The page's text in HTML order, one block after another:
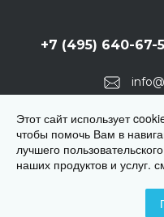
+7 (495) 640-67-
г. Москва, 1-й
© 2026 ЦКБ
Этот сайт использует
чтобы помочь Вам в
лучшего
наших продуктов и услуг.